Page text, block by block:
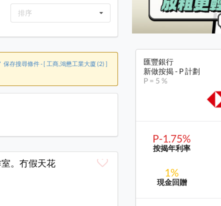
排序
保存搜尋條件 - [ 工商,鴻懋工業大廈 (2) ]
。冇假天花
匯豐銀行
新做按揭 - P 計劃
P = 5 %
P-1.75%
按揭年利率
1%
現金回贈